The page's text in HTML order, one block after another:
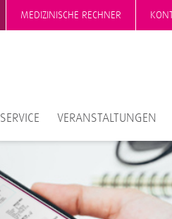
MEDIZINISCHE RECHNER
SERVICE VERANSTALTUNGEN